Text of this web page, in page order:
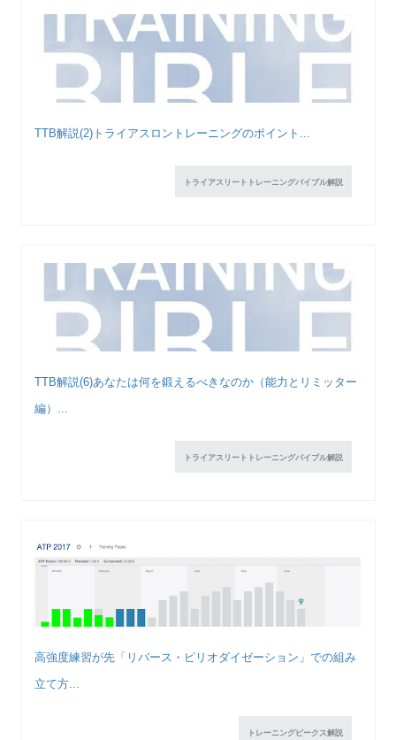
TTB解説(2)トライアスロントレーニングのポイント...
トライアスリートトレーニングバイブル解説
TTB解説(6)あなたは何を鍛えるべきなのか（能力とリミッター
編）...
トライアスリートトレーニングバイブル解説
高強度練習が先「リバース・ピリオダイゼーション」での組み
立て方...
トレーニングピークス解説